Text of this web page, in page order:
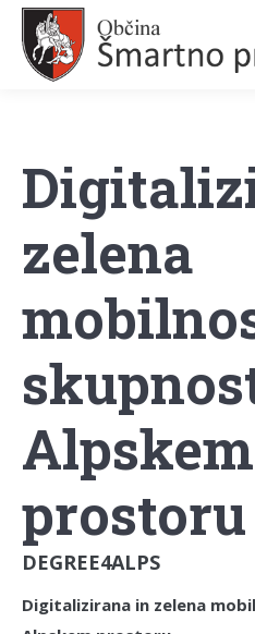
zelena
Alpskem
prostoru
DEGREE4ALPS
Digitalizirana in zelena